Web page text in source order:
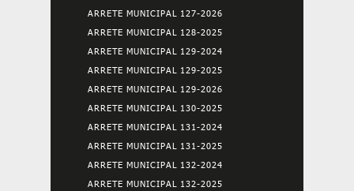
ARRETE MUNICIPAL 127-2026
ARRETE MUNICIPAL 128-2025
ARRETE MUNICIPAL 129-2024
ARRETE MUNICIPAL 129-2025
ARRETE MUNICIPAL 129-2026
ARRETE MUNICIPAL 130-2025
ARRETE MUNICIPAL 131-2024
ARRETE MUNICIPAL 131-2025
ARRETE MUNICIPAL 132-2024
ARRETE MUNICIPAL 132-2025